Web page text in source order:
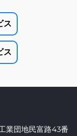
ス
ス
業団地民富路43番